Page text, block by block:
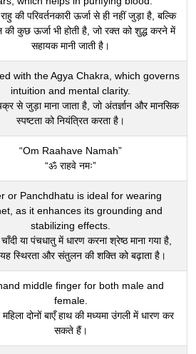
की परिवर्तनकारी ऊर्जा से ही नहीं जुड़ा है, बल्कि
कुछ ऊर्जा भी होती है, जो रक्त को शुद्ध करने में
सहायक मानी जाती है।
with the Agya Chakra, which governs
intuition and mental clarity.
से जुड़ा माना जाता है, जो अंतर्ज्ञान और मानसिक
स्पष्टता को नियंत्रित करता है।
“Om Raahave Namah”
“ॐ राहवे नमः”
or Panchdhatu is ideal for wearing
as it enhances its grounding and
stabilizing effects.
या पंचधातु में धारण करना श्रेष्ठ माना गया है,
स्थिरता और संतुलन की शक्ति को बढ़ाता है।
middle finger for both male and
female.
दोनों बाएँ हाथ की मध्यमा उंगली में धारण कर
सकते हैं।